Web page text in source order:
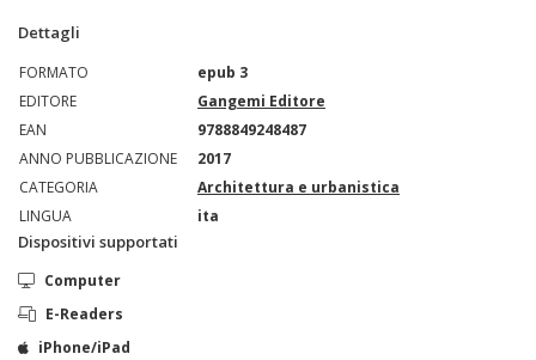
Dettagli
FORMATO
epub 3
EDITORE
Gangemi Editore
EAN
9788849248487
ANNO PUBBLICAZIONE
2017
CATEGORIA
Architettura e urbanistica
LINGUA
ita
Dispositivi supportati
Computer
E-Readers
iPhone/iPad